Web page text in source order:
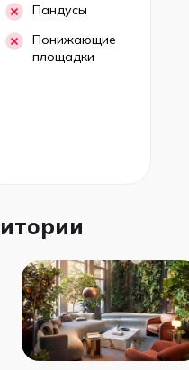
Пандусы
Понижающие
площадки